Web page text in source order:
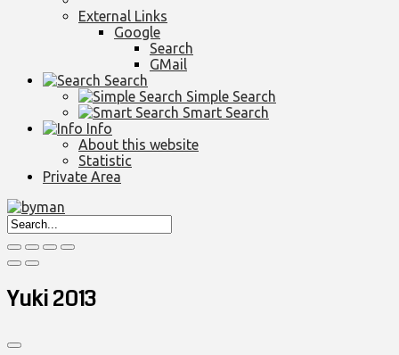
External Links
Google
Search
GMail
Search
Simple Search
Smart Search
Info
About this website
Statistic
Private Area
Yuki 2013